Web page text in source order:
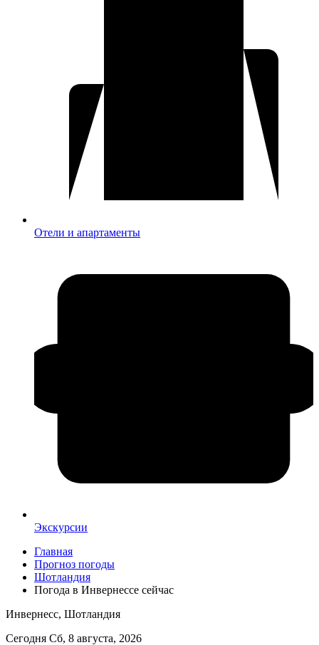
Отели и апартаменты
Экскурсии
Главная
Прогноз погоды
Шотландия
Погода в Инвернессе сейчас
Инвернесс, Шотландия
Сегодня Сб, 8 августа, 2026